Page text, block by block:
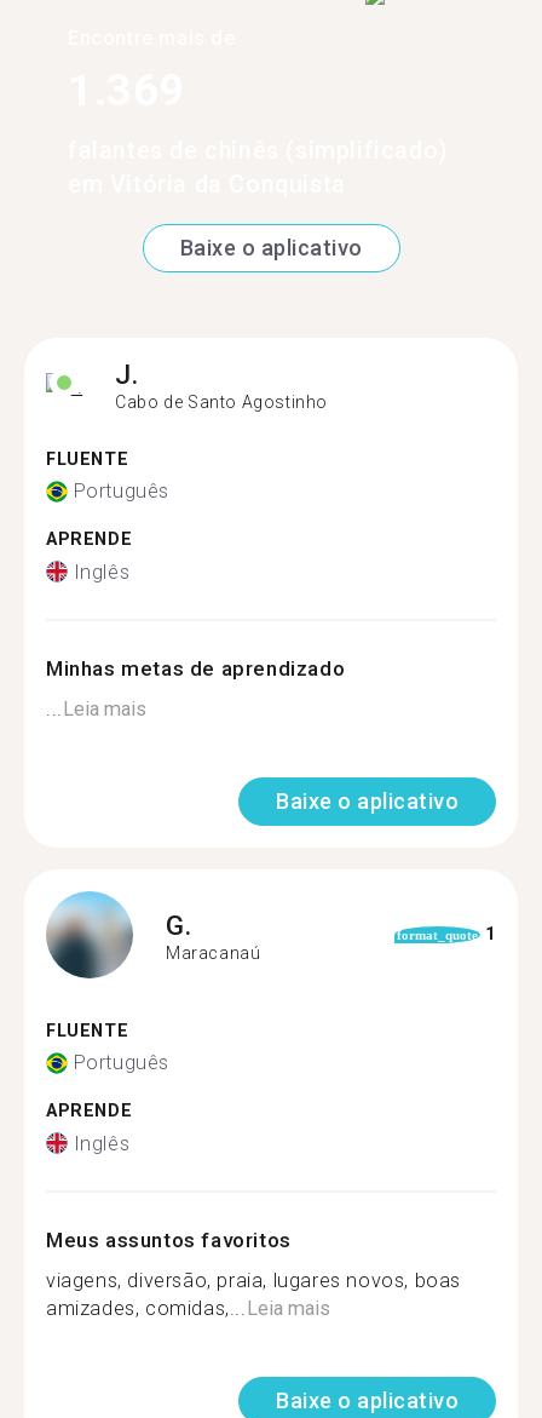
Baixe o aplicativo
J.
Cabo de Santo Agostinho
FLUENTE
Português
APRENDE
Inglês
Minhas metas de aprendizado
Leia mais
Baixe o aplicativo
G.
Maracanaú
format_quote 1
FLUENTE
Português
APRENDE
Inglês
Meus assuntos favoritos
viagens, diversão, praia, lugares novos, boas
amizades, comidas,... Leia mais
Baixe o aplicativo